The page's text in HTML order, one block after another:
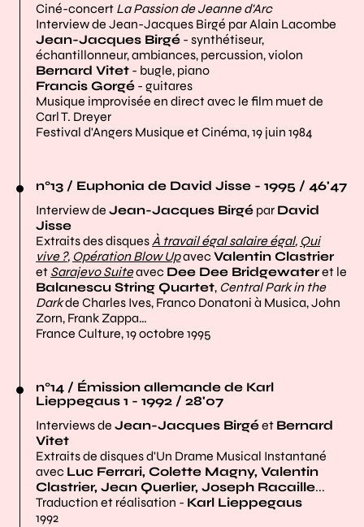
Ciné-concert La Passion de Jeanne d'Arc
Interview de Jean-Jacques Birgé par Alain Lacombe
Jean-Jacques Birgé - synthétiseur,
échantillonneur, ambiances, percussion, violon
Bernard Vitet - bugle, piano
Francis Gorgé - guitares
Musique improvisée en direct avec le film muet de
Carl T. Dreyer
Festival d'Angers Musique et Cinéma, 19 juin 1984
n°13 / Euphonia de David Jisse - 1995 / 46'47
Interview de Jean-Jacques Birgé par David
Jisse
Extraits des disquesÀ travail égal salaire égal, Qui
vive ?, Opération Blow Upavec Valentin Clastrier
et Sarajevo Suiteavec Dee Dee Bridgewateret le
Balanescu String Quartet, Central Park in the
Darkde Charles Ives, Franco Donatoni à Musica, John
Zorn, Frank Zappa…
France Culture, 19 octobre 1995
n°14 / Émission allemande de Karl
Lieppegaus 1 - 1992 / 28'07
Interviews de Jean-Jacques Birgéet Bernard
Vitet
Extraits de disques d'Un Drame Musical Instantané
avec Luc Ferrari, Colette Magny, Valentin
Clastrier, Jean Querlier, Joseph Racaille...
Traduction et réalisation - Karl Lieppegaus
1992